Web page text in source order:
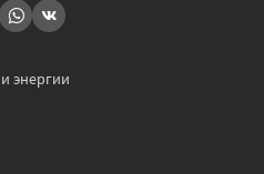
энергии